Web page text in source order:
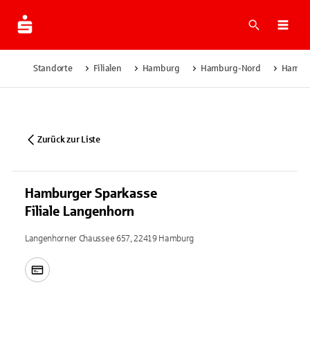
Suche
Standorte Filialen Hamburg Hamburg-Nord
Zurück zur Liste
Hamburger Sparkasse
Filiale Langenhorn
Langenhorner Chaussee 657, 22419 Hamburg